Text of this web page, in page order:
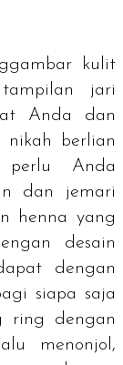
kulit
jari
Anda dan
nikah berlian
perlu Anda
dan jemari
henna yang
desain
dengan
siapa saja
ring dengan
menonjol,